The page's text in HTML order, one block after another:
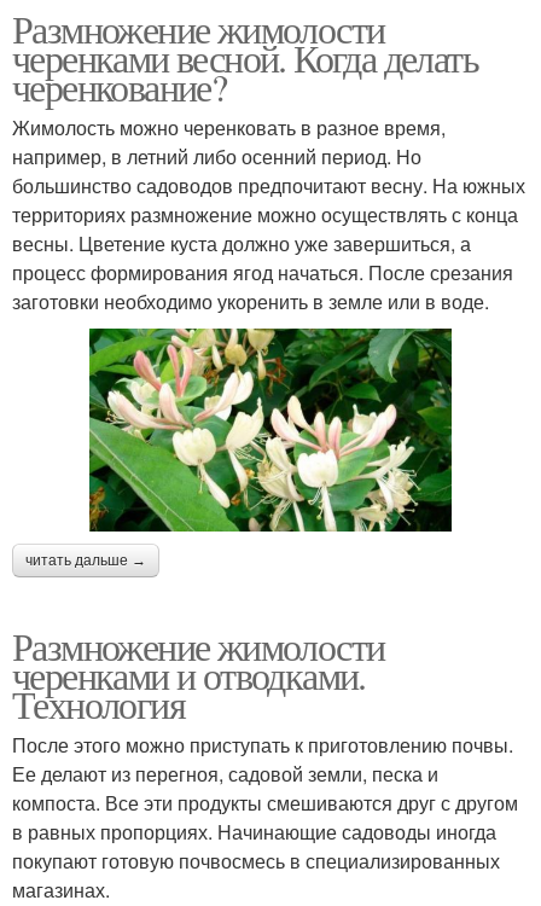
Размножение жимолости
черенками весной. Когда делать
черенкование?
Жимолость можно черенковать в разное время,
например, в летний либо осенний период. Но
большинство садоводов предпочитают весну. На южных
территориях размножение можно осуществлять с конца
весны. Цветение куста должно уже завершиться, а
процесс формирования ягод начаться. После срезания
заготовки необходимо укоренить в земле или в воде.
читать дальше →
Размножение жимолости
черенками и отводками.
Технология
После этого можно приступать к приготовлению почвы.
Ее делают из перегноя, садовой земли, песка и
компоста. Все эти продукты смешиваются друг с другом
в равных пропорциях. Начинающие садоводы иногда
покупают готовую почвосмесь в специализированных
магазинах.